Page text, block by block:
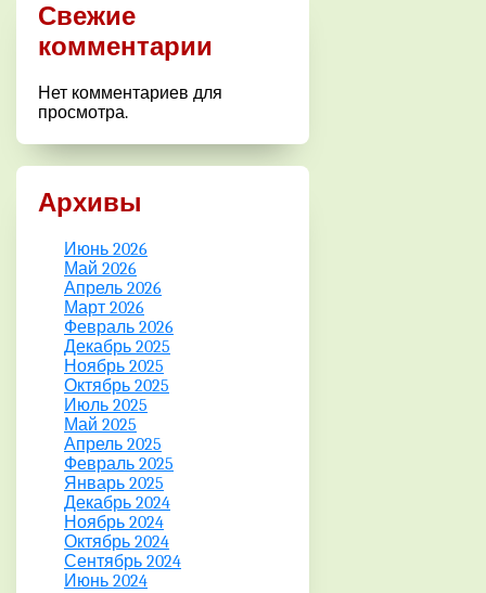
Свежие
комментарии
Нет комментариев для
просмотра.
Архивы
Июнь 2026
Май 2026
Апрель 2026
Март 2026
Февраль 2026
Декабрь 2025
Ноябрь 2025
Октябрь 2025
Июль 2025
Май 2025
Апрель 2025
Февраль 2025
Январь 2025
Декабрь 2024
Ноябрь 2024
Октябрь 2024
Сентябрь 2024
Июнь 2024